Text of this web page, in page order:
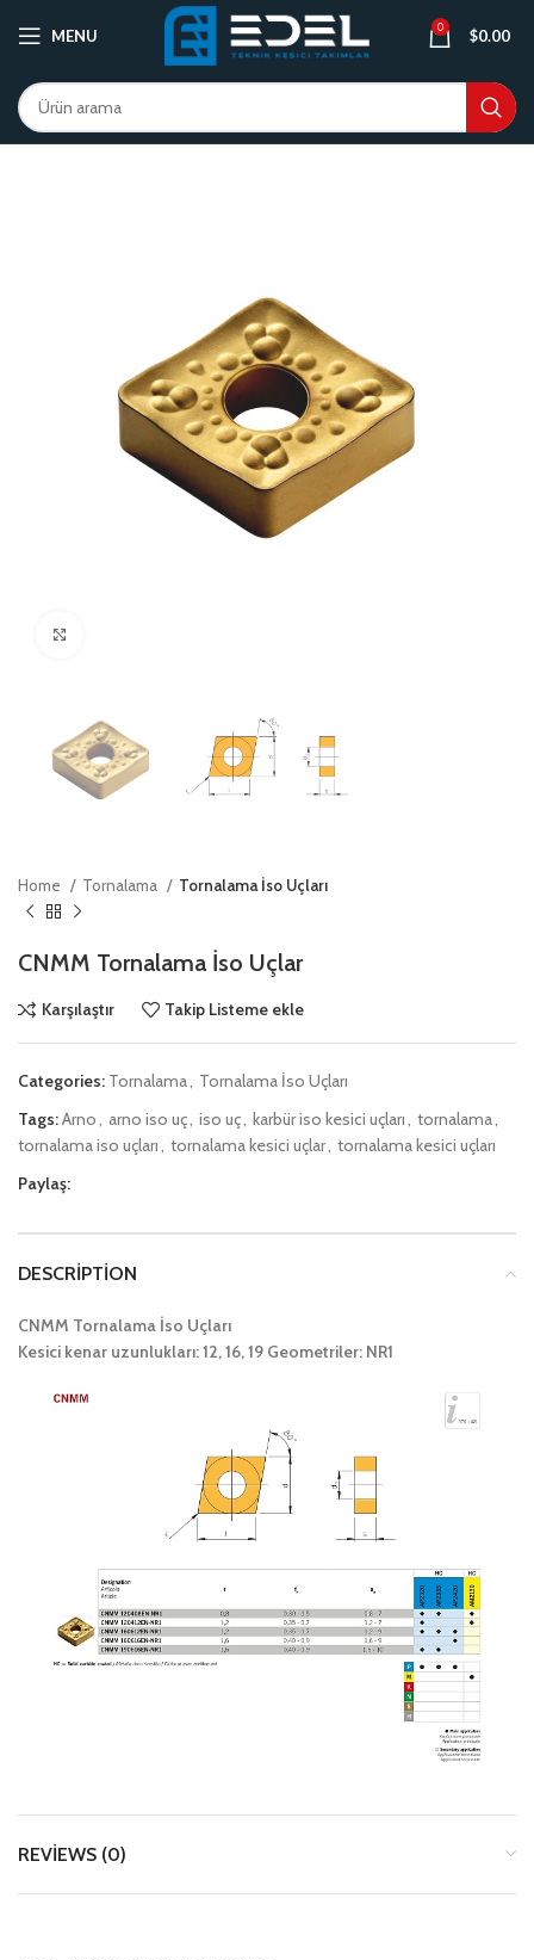
MENU 0 $0.00
Home Tornalama Tornalama İso Uçları
CNMM Tornalama İso Uçlar
Karşılaştır Takip Listeme ekle
Categories: Tornalama
Tornalama İso Uçları
Tags:Arno arno iso uç iso uç karbür iso kesici uçları tornalama
tornalama iso uçları
tornalama kesici uçlar tornalama kesici uçları
Paylaş:
DESCRIPTION
CNMM Tornalama İso Uçları
Kesici kenar uzunlukları: 12, 16, 19 Geometriler: NR1
REVIEWS (0)